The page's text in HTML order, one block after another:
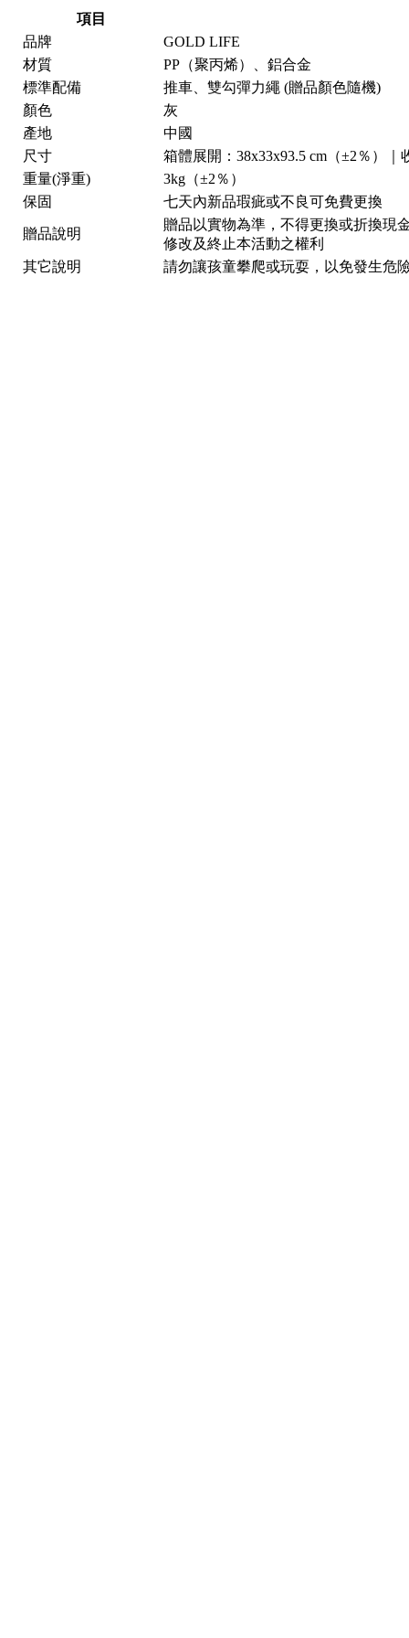
項目
品牌
GOLD LIFE
材質
PP（聚丙烯）、鋁合金
標準配備
推車、雙勾彈力繩 (贈品顏色隨機)
顏色
灰
產地
中國
尺寸
箱體展開：38x33x93.5 cm（±2％）｜
重量(淨重)
3kg（±2％）
保固
七天內新品瑕疵或不良可免費更換
贈品說明
贈品以實物為準，不得更換或折換現
修改及終止本活動之權利
其它說明
請勿讓孩童攀爬或玩耍，以免發生危